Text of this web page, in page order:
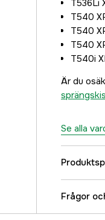
T536Li
T540
T540
T540
T540i
Är du
Se alla
Frågor